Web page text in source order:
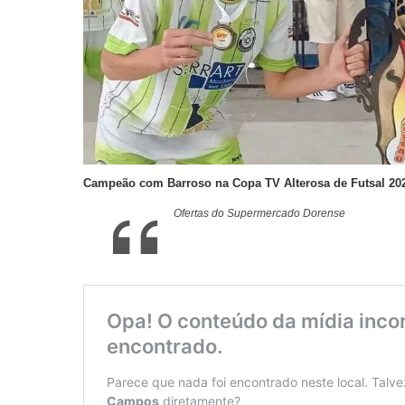
Campeão com Barroso na Copa TV Alterosa de Futsal
Ofertas do Supermercado Dorense